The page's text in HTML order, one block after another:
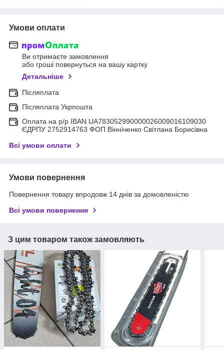
Умови оплати
Ви отримаєте замовлення
або гроші повернуться на вашу картку
Детальніше
Післяплата
Післяплата Укрпошта
Оплата на р/р IBAN UA783052990000026009016109030
ЄДРПУ 2752914763 ФОП Вінніченко Світлана Борисівна
Всі умови оплати
Умови повернення
Повернення товару впродовж 14 днів за домовленістю
Всі умови повернення
З цим товаром також замовляють